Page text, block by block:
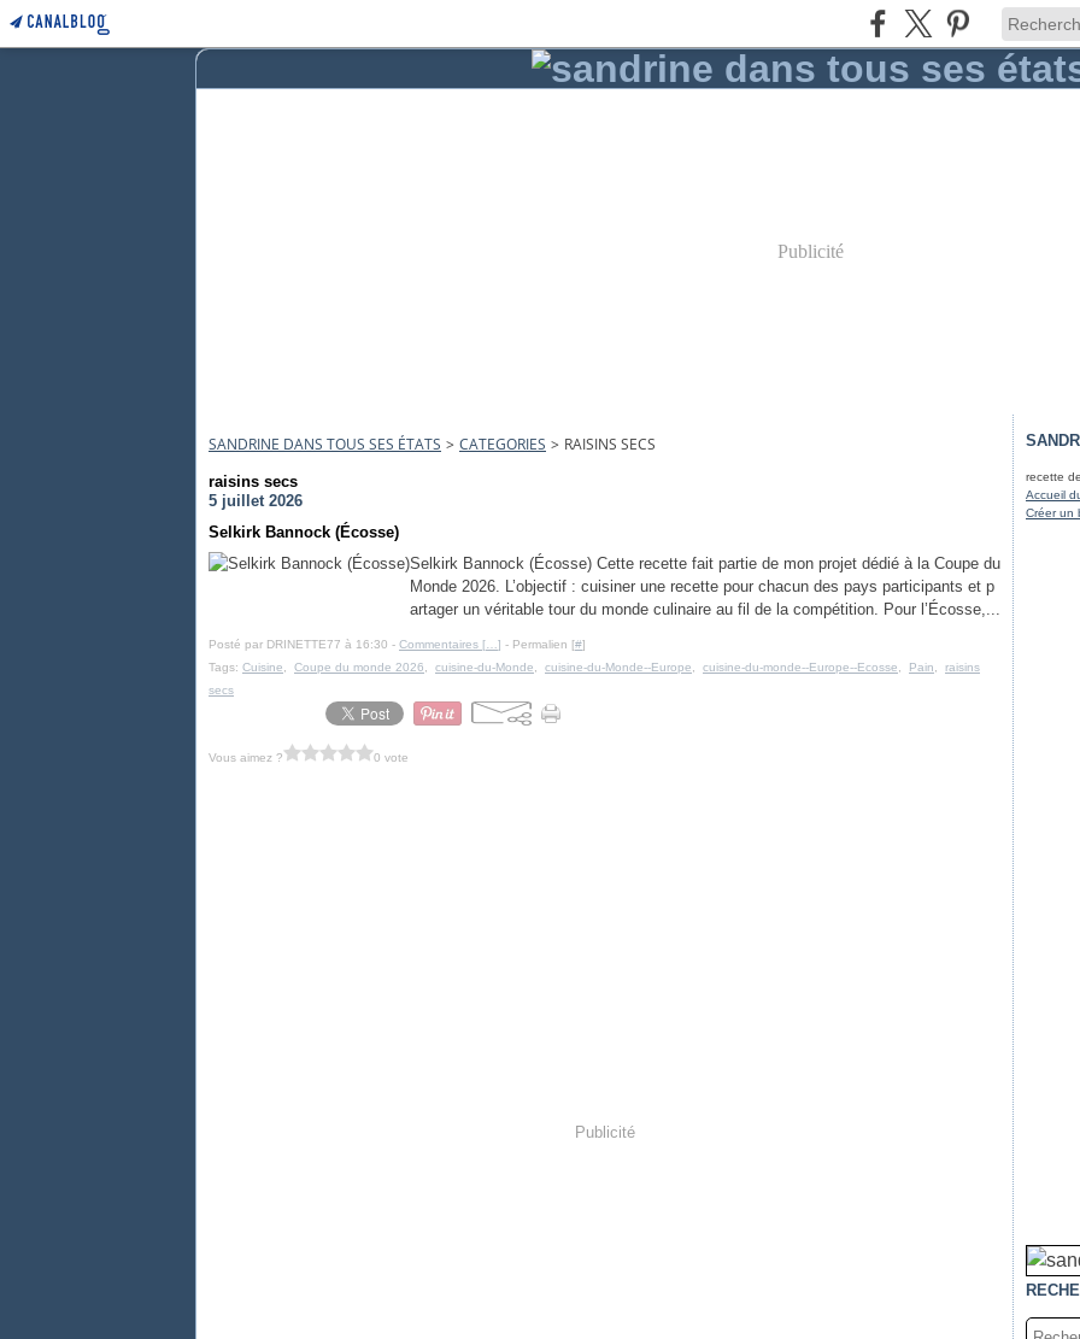
Publicité
SANDRINE DANS TOUS SES ÉTATS > CATEGORIES > RAISINS SECS
raisins secs
5 juillet 2026
Selkirk Bannock (Écosse)
Selkirk Bannock (Écosse) Cette recette fait partie de mon projet dédié à la Coupe du
Monde 2026. L’objectif : cuisiner une recette pour chacun des pays participants et p
artager un véritable tour du monde culinaire au fil de la compétition. Pour l’Écosse,...
Posté par DRINETTE77 à 16:30 - Commentaires [ ] - Permalien [#]
Tags: Cuisine Coupe du monde 2026 cuisine-du-Monde cuisine-du-Monde--Europe cuisine-du-monde--Europe--Ecosse Pain
raisins
secs
Vous aimez ? 0 vote
Publicité
recette
Accueil
Créer un